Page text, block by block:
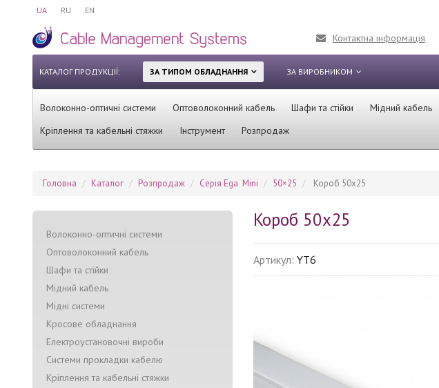
UA RU EN
Контактна інформація
КАТАЛОГ ПРОДУКЦІЇ: ЗА ТИПОМ ОБЛАДНАННЯ ЗА ВИРОБНИКОМ
Волоконно-оптичні системи Оптоволоконний кабель Шафи та стійки Мідний кабель
Кріплення та кабельні стяжки
Інструмент Розпродаж
Головна Каталог Розпродаж Серія Ega Mini 50×25 Короб 50х25
Волоконно-оптичні системи
Оптоволоконний кабель
Шафи та стійки
Мідний кабель
Мідні системи
Кросове обладнання
Електроустановочні вироби
Системи прокладки кабелю
Кріплення та кабельні стяжки
Короб 50х25
Артикул: YT6